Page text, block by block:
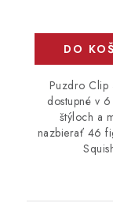
DO
Puzdro
dostupné v
štýloch a
nazbierať 46